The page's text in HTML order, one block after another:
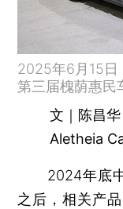
2025年6月15日
第三届槐荫惠民
文｜陈昌华
Aletheia
2024年底中
之后，相关产